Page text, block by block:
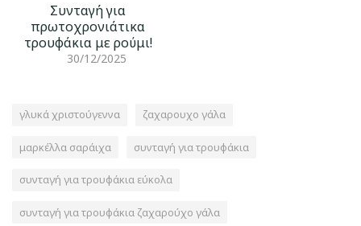
Συνταγή για
πρωτοχρονιάτικα
τρουφάκια με ρούμι!
30/12/2025
γλυκά χριστούγεννα ζαχαρουχο γάλα
μαρκέλλα σαράιχα συνταγή για τρουφάκια
συνταγή για τρουφάκια εύκολα
συνταγή για τρουφάκια ζαχαρούχο γάλα